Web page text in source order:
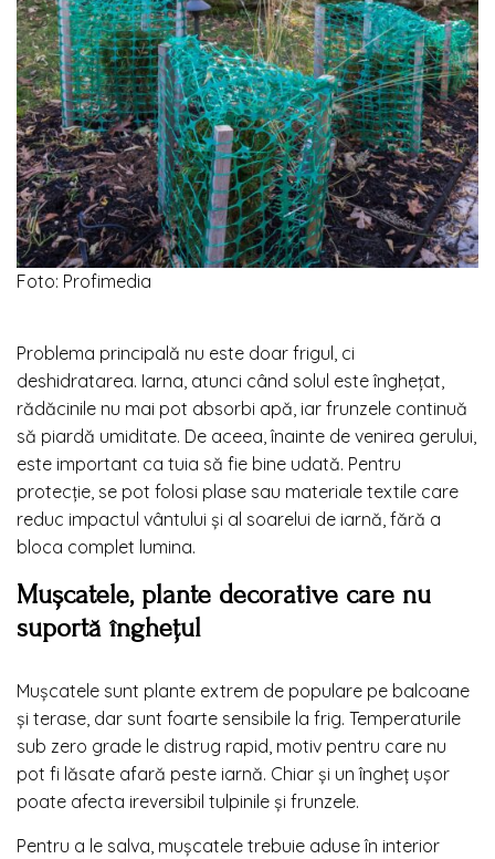
Foto: Profimedia
Problema principală nu este doar frigul, ci
deshidratarea. Iarna, atunci când solul este înghețat,
rădăcinile nu mai pot absorbi apă, iar frunzele continuă
să piardă umiditate. De aceea, înainte de venirea gerului,
este important ca tuia să fie bine udată. Pentru
protecție, se pot folosi plase sau materiale textile care
reduc impactul vântului și al soarelui de iarnă, fără a
bloca complet lumina.
Mușcatele, plante decorative care nu
suportă înghețul
Mușcatele sunt plante extrem de populare pe balcoane
și terase, dar sunt foarte sensibile la frig. Temperaturile
sub zero grade le distrug rapid, motiv pentru care nu
pot fi lăsate afară peste iarnă. Chiar și un îngheț ușor
poate afecta ireversibil tulpinile și frunzele.
Pentru a le salva, mușcatele trebuie aduse în interior